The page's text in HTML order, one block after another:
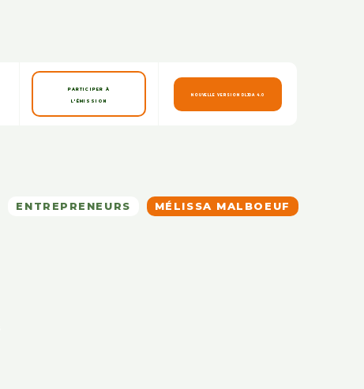
PARTICIPER À
L'ÉMISSION
NOUVELLE VERSION DLJDA 4.0
ENTREPRENEURS MÉLISSA MALBOEUF